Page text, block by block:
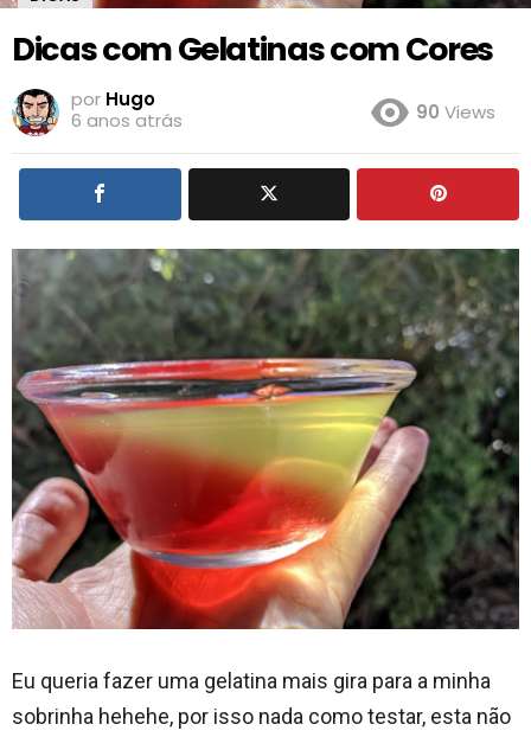
Dicas com Gelatinas com Cores
por Hugo
6 anos atrás
90 Views
Eu queria fazer uma gelatina mais gira para a minha
sobrinha hehehe, por isso nada como testar, esta não